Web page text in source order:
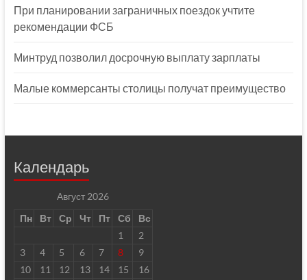
При планировании заграничных поездок учтите
рекомендации ФСБ
Минтруд позволил досрочную выплату зарплаты
Малые коммерсанты столицы получат преимущество
Календарь
Август 2026
Пн
Вт Ср Чт Пт Сб
Вс
1
2
3
4 5 6 7 8
9
10
11 12 13 14 15
16